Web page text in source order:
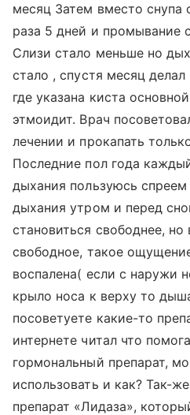
месяц Затем вместо
раза 5 дней и промывание
Слизи стало меньше но
стало , спустя месяц
где указана киста
этмоидит. Врач
лечении и прокапать
Последние пол года
дыхания пользуюсь спреем
дыхания утром и перед
становиться свободнее,
свободное, такое
воспалена( если с наружи
крыло носа к верху то
посоветуете какие-то
интернете читал что
гормональный препарат,
использовать и как? Так-
препарат «Лидаза»,